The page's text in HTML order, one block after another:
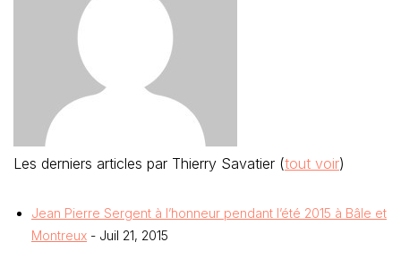
Les derniers articles par Thierry Savatier (tout voir)
Jean Pierre Sergent à l’honneur pendant l’été 2015 à Bâle et
Montreux - Juil 21, 2015